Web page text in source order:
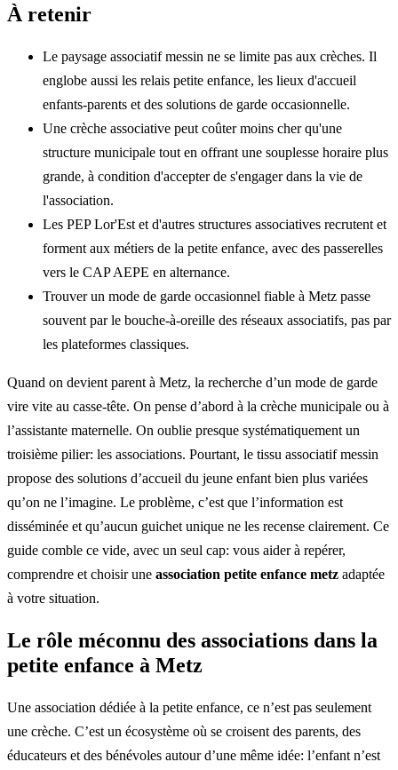
À retenir
Le paysage associatif messin ne se limite pas aux crèches. Il
englobe aussi les relais petite enfance, les lieux d'accueil
enfants-parents et des solutions de garde occasionnelle.
Une crèche associative peut coûter moins cher qu'une
structure municipale tout en offrant une souplesse horaire plus
grande, à condition d'accepter de s'engager dans la vie de
l'association.
Les PEP Lor'Est et d'autres structures associatives recrutent et
forment aux métiers de la petite enfance, avec des passerelles
vers le CAP AEPE en alternance.
Trouver un mode de garde occasionnel fiable à Metz passe
souvent par le bouche-à-oreille des réseaux associatifs, pas par
les plateformes classiques.
Quand on devient parent à Metz, la recherche d’un mode de garde
vire vite au casse-tête. On pense d’abord à la crèche municipale ou à
l’assistante maternelle. On oublie presque systématiquement un
troisième pilier: les associations. Pourtant, le tissu associatif messin
propose des solutions d’accueil du jeune enfant bien plus variées
qu’on ne l’imagine. Le problème, c’est que l’information est
disséminée et qu’aucun guichet unique ne les recense clairement. Ce
guide comble ce vide, avec un seul cap: vous aider à repérer,
comprendre et choisir une association petite enfance metz adaptée
à votre situation.
Le rôle méconnu des associations dans la
petite enfance à Metz
Une association dédiée à la petite enfance, ce n’est pas seulement
une crèche. C’est un écosystème où se croisent des parents, des
éducateurs et des bénévoles autour d’une même idée: l’enfant n’est